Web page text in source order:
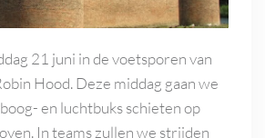
21 juni in de voetsporen van
Hood. Deze middag gaan we
en luchtbuks schieten op
In teams zullen we strijden